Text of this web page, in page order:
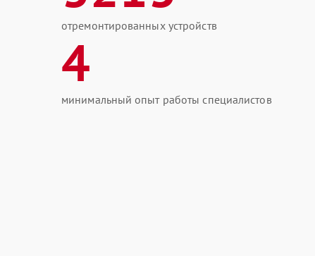
отремонтированных устройств
4
минимальный опыт работы специалистов